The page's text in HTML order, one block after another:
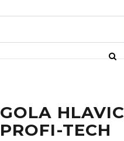
GOLA
PROFI-TECH